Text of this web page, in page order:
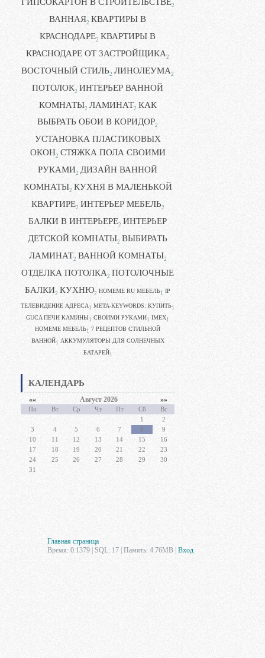
2
ВАННАЯ2 КВАРТИРЫ В
КРАСНОДАРЕ2 КВАРТИРЫ В
КРАСНОДАРЕ ОТ ЗАСТРОЙЩИКА2
ВОСТОЧНЫЙ СТИЛЬ2 ЛИНОЛЕУМА2
ПОТОЛОК2 ИНТЕРЬЕР ВАННОЙ
КОМНАТЫ2 ЛАМИНАТ2 КАК
ВЫБРАТЬ ОБОИ В КОРИДОР2
УСТАНОВКА ПЛАСТИКОВЫХ
ОКОН2 СТЯЖКА ПОЛА СВОИМИ
РУКАМИ2 ДИЗАЙН ВАННОЙ
КОМНАТЫ2 КУХНЯ В МАЛЕНЬКОЙ
КВАРТИРЕ2 ИНТЕРЬЕР МЕБЕЛЬ2
БАЛКИ В ИНТЕРЬЕРЕ2 ИНТЕРЬЕР
ДЕТСКОЙ КОМНАТЫ2 ВЫБИРАТЬ
ЛАМИНАТ2 ВАННОЙ КОМНАТЫ2
ОТДЕЛКА ПОТОЛКА2 ПОТОЛОЧНЫЕ
БАЛКИ2 КУХНЮ2 HOMEME RU МЕБЕЛЬ1 IP
ТЕЛЕВИДЕНИЕ АДРЕСА 1 META-KEYWORDS: КУПИТЬ1
GUCA ПЕЧИ КАМИНЫ1 CВОИМИ РУКАМИ1 IMEX1
HOMEME МЕБЕЛЬ1 7 РЕЦЕПТОВ СТИЛЬНОЙ
ВАННОЙ1 АККУМУЛЯТОРЫ ДЛЯ СОЛНЕЧНЫХ
БАТАРЕЙ1
КАЛЕНДАРЬ
«« Август 2026 »»
Пн Вт Ср Чт Пт Сб
Вс
1
2
3
4 5 6 7 8
9
10
11 12 13 14 15
16
17
18 19 20 21 22
23
24
25 26 27 28 29
30
31
Главная страница
Время: 0.1379 | SQL: 17 | Память: 4.76MB Вход